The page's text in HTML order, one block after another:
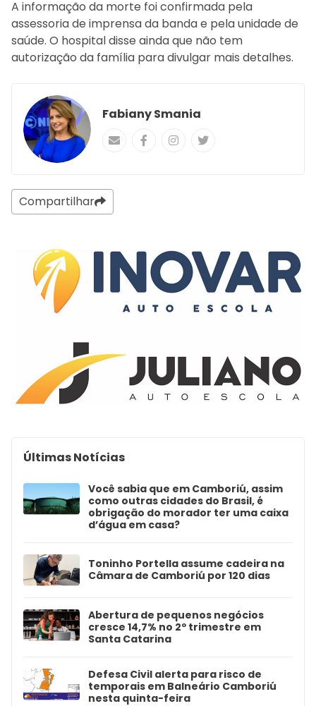
A informação da morte foi confirmada pela
assessoria de imprensa da banda e pela unidade de
saúde. O hospital disse ainda que não tem
autorização da família para divulgar mais detalhes.
Fabiany Smania
Compartilhar
Últimas Notícias
Você sabia que em Camboriú, assim
como outras cidades do Brasil, é
obrigação do morador ter uma caixa
d’água em casa?
Toninho Portella assume cadeira na
Câmara de Camboriú por 120 dias
Abertura de pequenos negócios
cresce 14,7% no 2º trimestre em
Santa Catarina
Defesa Civil alerta para risco de
temporais em Balneário Camboriú
nesta quinta-feira